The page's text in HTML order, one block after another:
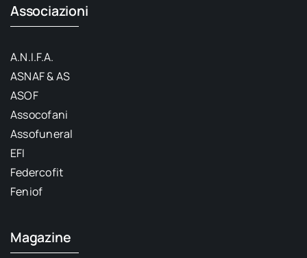
Associazioni
A.N.I.F.A.
ASNAF & AS
ASOF
Assocofani
Assofuneral
EFI
Federcofit
Feniof
Magazine